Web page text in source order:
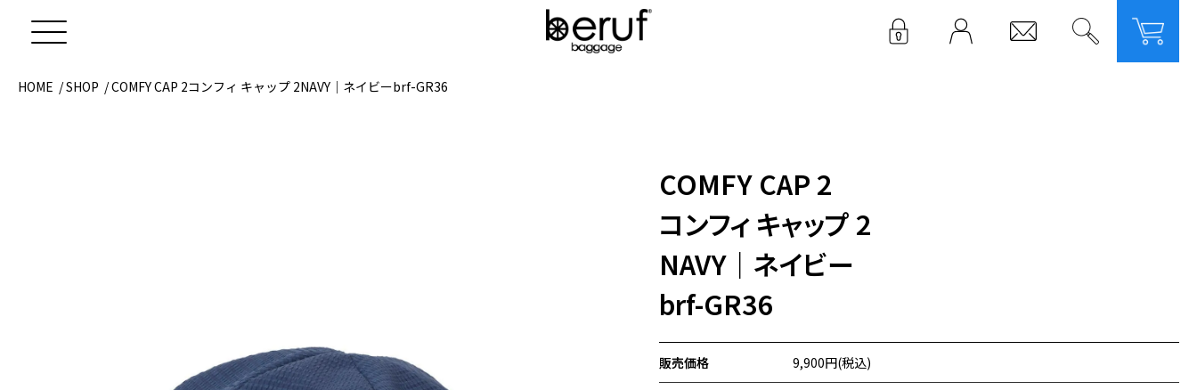
LOGIN
HOME /SHOP /COMFY CAP 2コンフィ キャップ 2NAVY｜ネイビーbrf-GR36
COMFY CAP 2
コンフィ キャップ 2
NAVY｜ネイビー
brf-GR36
販売価格 9,900円(税込)